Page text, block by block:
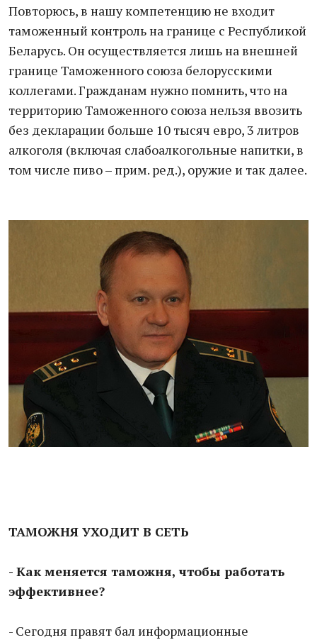
Повторюсь, в нашу компетенцию не входит
таможенный контроль на границе с Республикой
Беларусь. Он осуществляется лишь на внешней
границе Таможенного союза белорусскими
коллегами. Гражданам нужно помнить, что на
территорию Таможенного союза нельзя ввозить
без декларации больше 10 тысяч евро, 3 литров
алкоголя (включая слабоалкогольные напитки, в
том числе пиво – прим. ред.), оружие и так далее.
ТАМОЖНЯ УХОДИТ В СЕТЬ
- Как меняется таможня, чтобы работать
эффективнее?
- Сегодня правят бал информационные